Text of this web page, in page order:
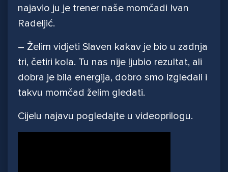
najavio ju je trener naše momčadi Ivan
Radeljić.
– Želim vidjeti Slaven kakav je bio u zadnja
tri, četiri kola. Tu nas nije ljubio rezultat, ali
dobra je bila energija, dobro smo izgledali i
takvu momčad želim gledati.
Cijelu najavu pogledajte u videoprilogu.